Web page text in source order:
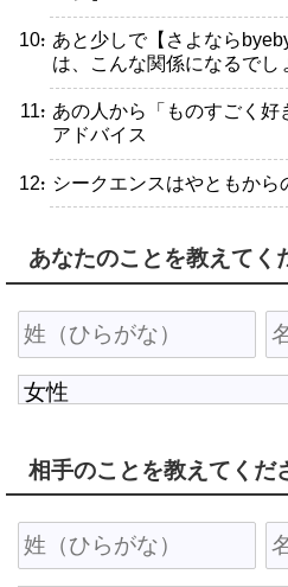
・あと少しで【さよなら
は、こんな関係になるでし
・あの人から「ものすごく好
アドバイス
・シークエンスはやともから
あなたのことを教えてく
相手のことを教えてくだ